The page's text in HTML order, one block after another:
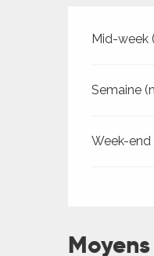
Tarifs 2026
Mid-week
Semaine
Week-end